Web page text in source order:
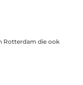
Rotterdam die ook